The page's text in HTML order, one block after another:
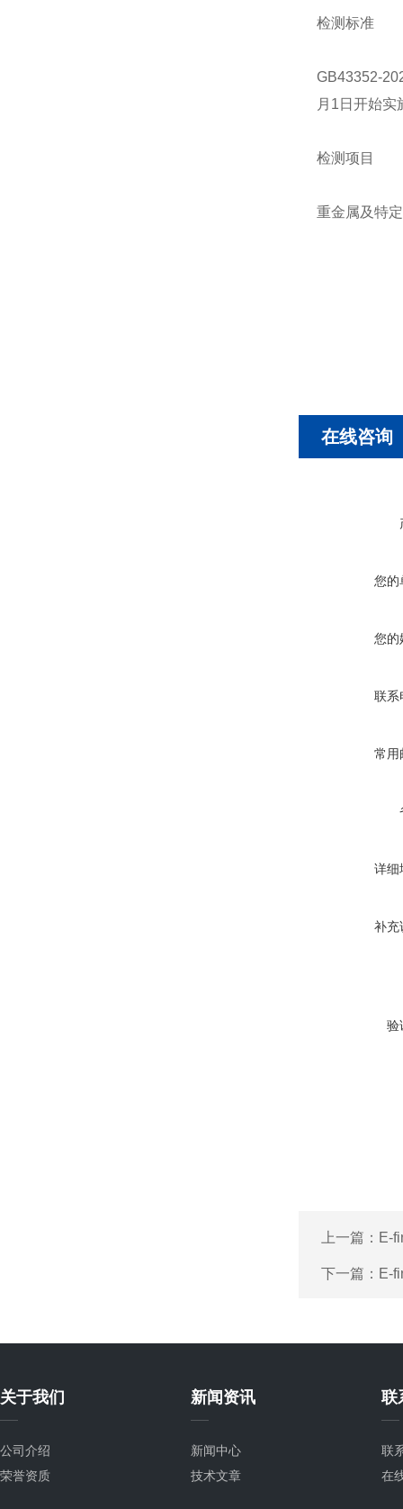
检测标准
GB43352-
月1日开始实
检测项目
重金属及特
在线咨询
您的
您的
联系
常用
详细
补充
验
上一篇： E-
下一篇： E-
关于我们
公司介绍
荣誉资质
新闻资讯
新闻中心
技术文章
联
联
在